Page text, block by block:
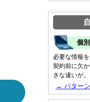
個
必要な情報
契約前に欠
きな違いが
→ パター